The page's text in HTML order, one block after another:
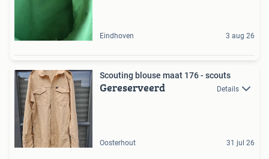
Eindhoven 3 aug 26
Scouting blouse maat 176 - scouts
Gereserveerd Details
Oosterhout 31 jul 26